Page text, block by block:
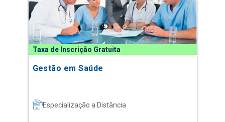
Taxa de Inscrição Gratuita
Gestão em Saúde
Especialização a Distância